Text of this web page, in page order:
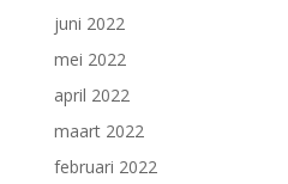
juni 2022
mei 2022
april 2022
maart 2022
februari 2022